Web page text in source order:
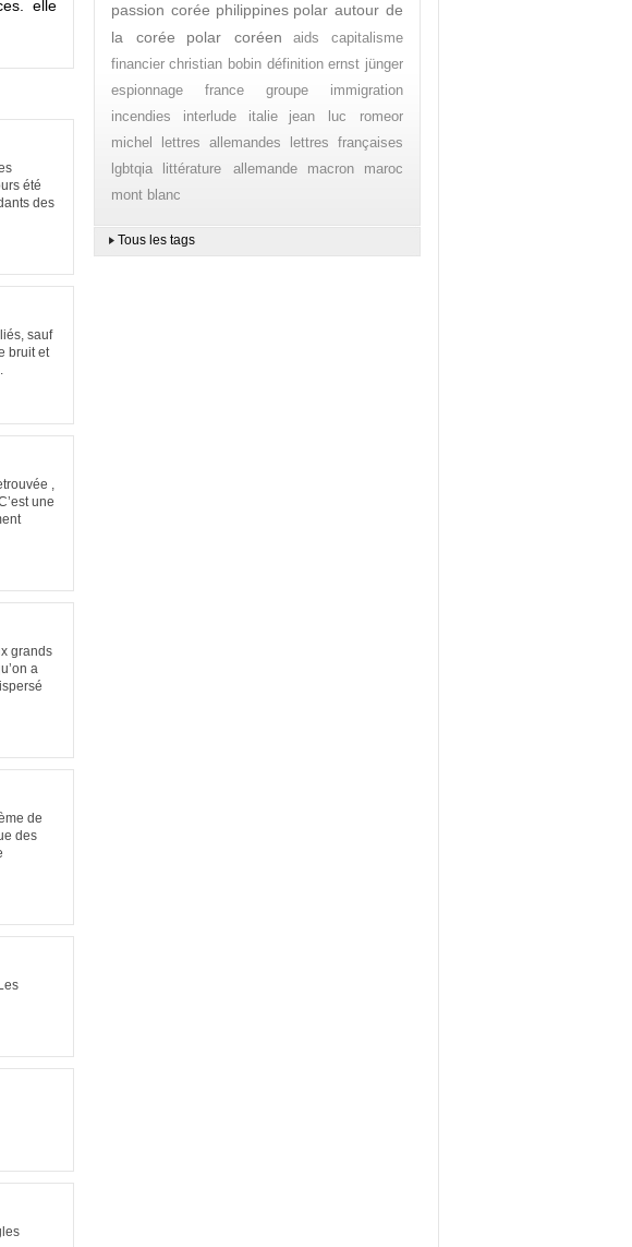
elle
été
des
sauf
bruit et
,
une
grands
a
de
des
passion corée philippines polar autour de
la corée
polar coréen aids
capitalisme
financier christian bobin définition ernst jünger
espionnage
france groupe
immigration
incendies
interlude italie
jean luc romeor
michel
lettres allemandes
lettres françaises
lgbtqia
littérature allemande macron
maroc
mont blanc
Tous les tags